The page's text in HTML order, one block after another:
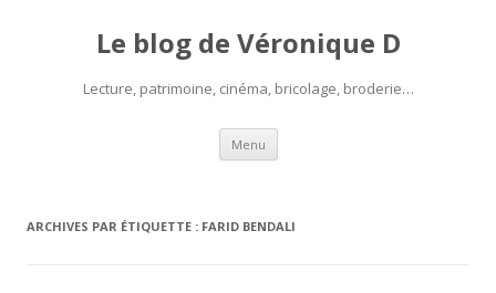
Le blog de Véronique D
Lecture, patrimoine, cinéma, bricolage, broderie…
Menu Aller
contenu
ARCHIVES PAR ÉTIQUETTE : FARID BENDALI